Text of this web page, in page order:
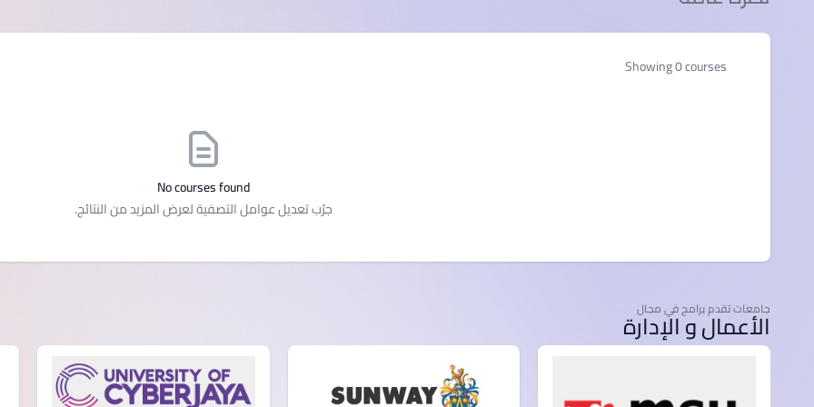
Showing 0 courses
No courses found
جرّب تعديل عوامل التصفية لعرض المزيد من النتائج.
جامعات تقدم برامج في مجال
الأعمال و الإدارة